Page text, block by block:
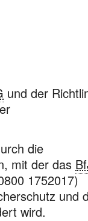
und der
die
mit der das
1752017)
und
wird.